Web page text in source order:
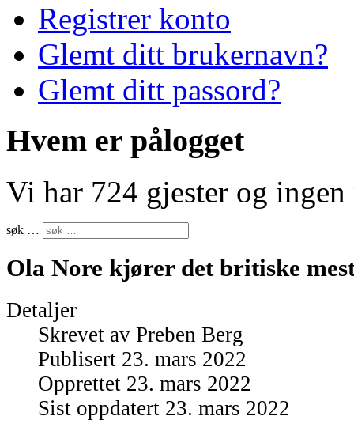
Registrer konto
Glemt ditt brukernavn?
Glemt ditt passord?
Hvem er pålogget
Vi har 724 gjester og ingen
søk …
Ola Nore kjører det britiske
Detaljer
Skrevet av Preben Berg
Publisert 23. mars 2022
Opprettet 23. mars 2022
Sist oppdatert 23. mars 2022